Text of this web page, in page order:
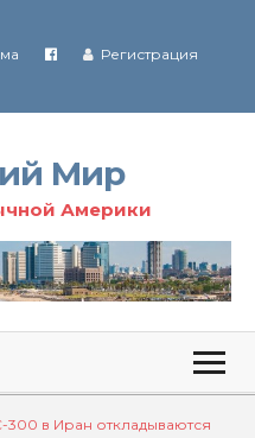
Регистрация
Мир
Америки
300 в Иран откладываются